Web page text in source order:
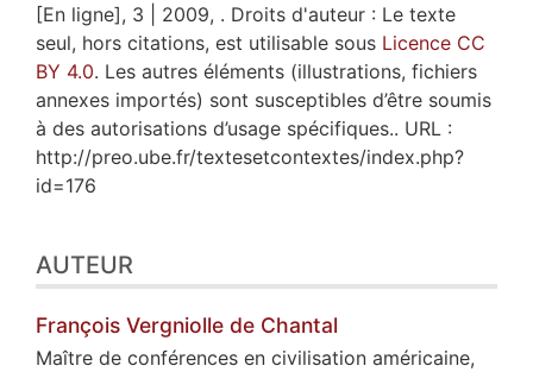
[En ligne], 3 | 2009, . Droits d'auteur : Le texte
seul, hors citations, est utilisable sous Licence CC
BY 4.0. Les autres éléments (illustrations, fichiers
annexes importés) sont susceptibles d’être soumis
à des autorisations d’usage spécifiques.. URL :
http://preo.ube.fr/textesetcontextes/index.php?
id=176
AUTEUR
François Vergniolle de Chantal
Maître de conférences en civilisation américaine,